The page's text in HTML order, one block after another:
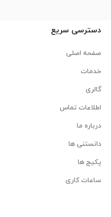
دسترسی سریع
صفحه اصلی
خدمات
گالری
اطلاعات تماس
درباره ما
دانستنی ها
پکیج ها
ساعات کاری